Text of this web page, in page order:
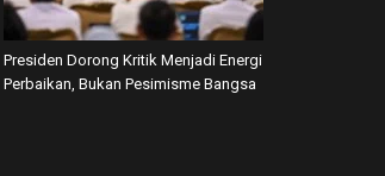
Presiden Dorong Kritik Menjadi Energi
Perbaikan, Bukan Pesimisme Bangsa